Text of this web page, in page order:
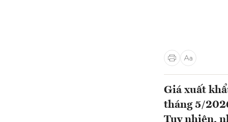
Giá xuất
tháng 5/
Tuy nhiên,